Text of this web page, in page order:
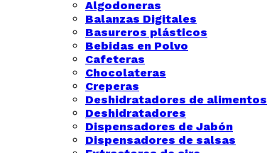
Algodoneras
Balanzas Digitales
Basureros plásticos
Bebidas en Polvo
Cafeteras
Chocolateras
Creperas
Deshidratadores de alimentos
Deshidratadores
Dispensadores de Jabón
Dispensadores de salsas